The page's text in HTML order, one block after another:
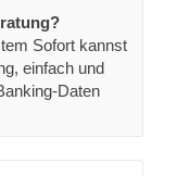
Sofort kannst
einfach und
Daten